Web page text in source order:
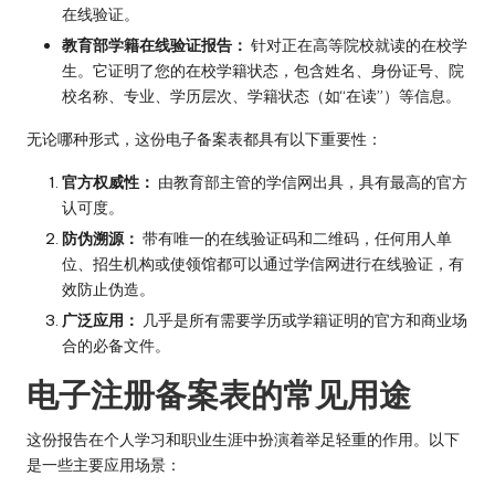
在线验证。
教育部学籍在线验证报告： 针对正在高等院校就读的在校学
生。它证明了您的在校学籍状态，包含姓名、身份证号、院
校名称、专业、学历层次、学籍状态（如“在读”）等信息。
无论哪种形式，这份电子备案表都具有以下重要性：
官方权威性： 由教育部主管的学信网出具，具有最高的官方
认可度。
防伪溯源： 带有唯一的在线验证码和二维码，任何用人单
位、招生机构或使领馆都可以通过学信网进行在线验证，有
效防止伪造。
广泛应用： 几乎是所有需要学历或学籍证明的官方和商业场
合的必备文件。
电子注册备案表的常见用途
这份报告在个人学习和职业生涯中扮演着举足轻重的作用。以下
是一些主要应用场景：